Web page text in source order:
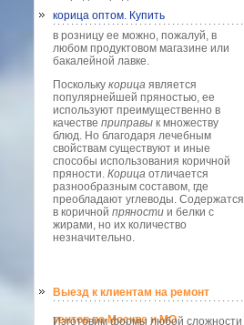
корица оптом. Купить
в розницу ее можно, пожалуй, в
любом продуктовом магазине или
бакалейной лавке.
Поскольку корица является
популярнейшей пряностью, ее
используют преимущественно в
качестве приправы к множеству
блюд. Но благодаря лечебным
свойствам существуют и иные
способы использования коричной
пряности. Корица отличается
разнообразным составом, где
преобладают углеводы. Содержатся
в коричной пряности и белки с
жирами, но их количество
незначительно.
Выезд к клиентам на ремонт
тентов по Москве и МО
Изготовим формы любой сложности